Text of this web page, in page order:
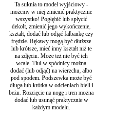
Ta suknia to model wyjściowy -
możemy w niej zmienić praktycznie
wszystko! Pogłębić lub spłycić
dekolt, zmienić jego wykończenie,
kształt, dodać lub odjąć falbankę czy
frędzle. Rękawy mogą być dłuższe
lub krótsze, mieć inny kształt niż te
na zdjęciu. Może też nie być ich
wcale. Tiul w spódnicy można
dodać (lub odjąć) na wierzchu, albo
pod spodem. Podszewka może być
długa lub krótka w odcieniach bieli i
beżu. Rozcięcie na nogę i tren można
dodać lub usunąć praktycznie w
każdym modelu.